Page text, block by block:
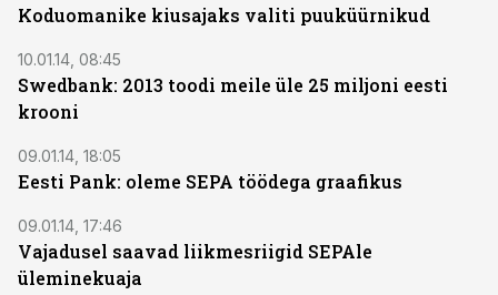
Koduomanike kiusajaks valiti puuküürnikud
10.01.14, 08:45
Swedbank: 2013 toodi meile üle 25 miljoni eesti
krooni
09.01.14, 18:05
Eesti Pank: oleme SEPA töödega graafikus
09.01.14, 17:46
Vajadusel saavad liikmesriigid SEPAle
üleminekuaja